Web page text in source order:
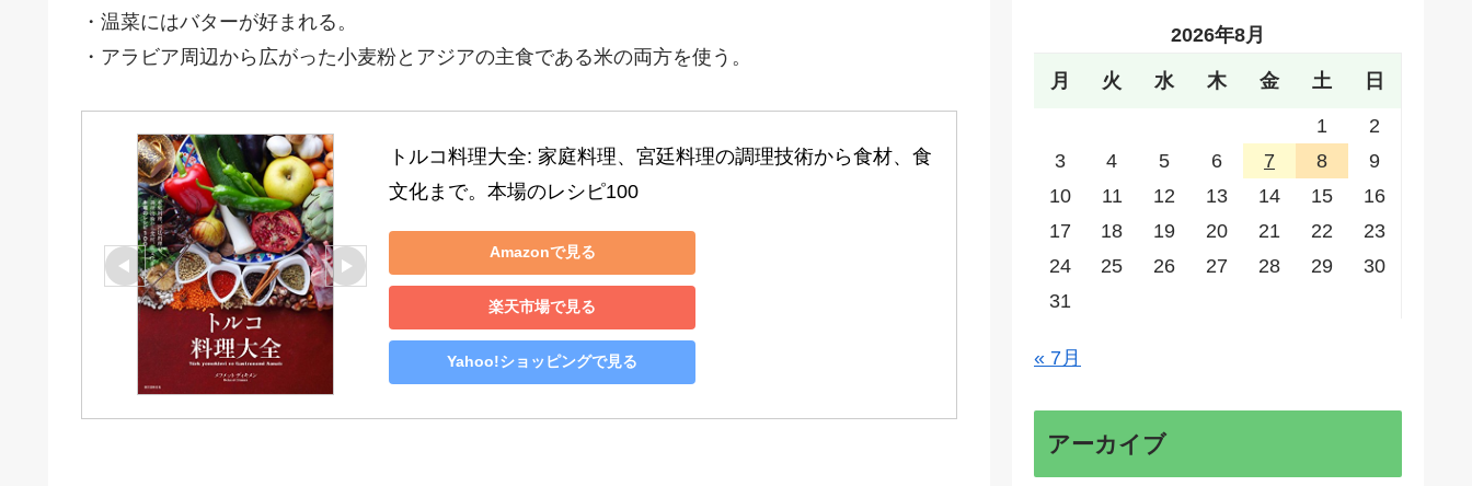
・温菜にはバターが好まれる。
・アラビア周辺から広がった小麦粉とアジアの主食である米の両方を使う。
トルコ料理大全: 家庭料理、宮廷料理の調理技術から食材、食
文化まで。本場のレシピ100
Amazonで見る
楽天市場で見る
Yahoo!ショッピングで見る
2026年8月
月 火 水 木 金 土 日
1
2
3
4 5 6 7 8
9
10
11 12 13 14 15
16
17
18 19 20 21 22
23
24
25 26 27 28 29
30
31
« 7月
アーカイブ